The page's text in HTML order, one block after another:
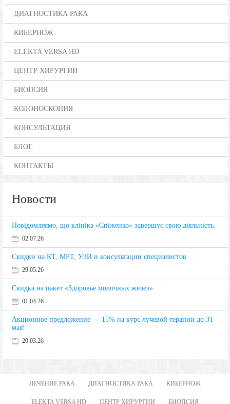
ДИАГНОСТИКА РАКА
КИБЕРНОЖ
ELEKTA VERSA HD
ЦЕНТР ХИРУРГИИ
БИОПСИЯ
КОЛОНОСКОПИЯ
КОНСУЛЬТАЦИЯ
БЛОГ
КОНТАКТЫ
Новости
Повідомляємо, що клініка «Спіженко» завершує свою діяльність.
02.07.26
Скидки на КТ, МРТ, УЗИ и консультации специалистов
29.05.26
Скидка на пакет «Здоровье молочных желез»
01.04.26
Акционное предложение — 15% на курс лучевой терапии до 31
мая!
20.03.26
ЛЕЧЕНИЕ РАКА ДИАГНОСТИКА РАКА КИБЕРНОЖ
ELEKTA VERSA HD ЦЕНТР ХИРУРГИИ БИОПСИЯ